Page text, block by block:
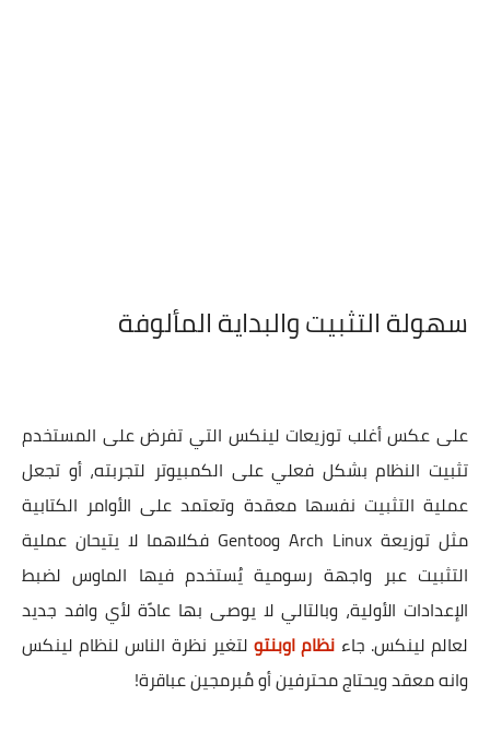
سهولة التثبيت والبداية المألوفة
على عكس أغلب توزيعات لينكس التي تفرض على المستخدم
تثبيت النظام بشكل فعلي على الكمبيوتر لتجربته، أو تجعل
عملية التثبيت نفسها معقدة وتعتمد على الأوامر الكتابية
مثل توزيعة Arch Linux وGentoo فكلاهما لا يتيحان عملية
التثبيت عبر واجهة رسومية يُستخدم فيها الماوس لضبط
الإعدادات الأولية، وبالتالي لا يوصى بها عادًة لأي وافد جديد
لعالم لينكس. جاء نظام اوبنتولتغير نظرة الناس لنظام لينكس
وانه معقد ويحتاج محترفين أو مُبرمجين عباقرة!